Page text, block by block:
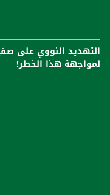
التهديد النووي على
لمواجهة هذا الخطر!